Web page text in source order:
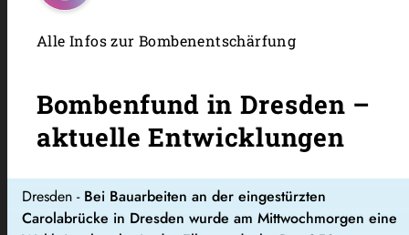
Alle Infos zur Bombenentschärfung
Bombenfund in Dresden –
aktuelle Entwicklungen
Dresden - Bei Bauarbeiten an der eingestürzten
Carolabrücke in Dresden wurde am Mittwochmorgen eine